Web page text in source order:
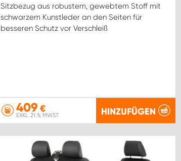
Sitzbezug aus robustem, gewebtem Stoff mit
schwarzem Kunstleder an den Seiten für
besseren Schutz vor Verschleiß
409€
EXKL. 21 % MWST. HINZUFÜGEN